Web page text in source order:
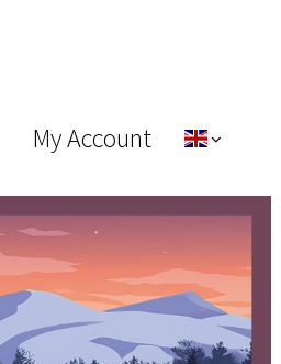
My Account